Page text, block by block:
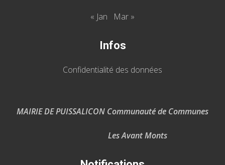
« Jan Mar »
Infos
Confidentialité des données
MAIRIE DE PUISSALICON Communauté de Communes
Les Avant Monts